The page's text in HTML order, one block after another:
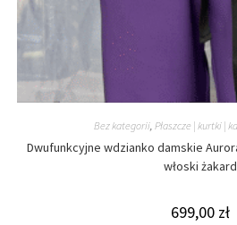
Bez kategorii, Płaszcze | kurtki |
Dwufunkcyjne wdzianko damskie
włoski żakard
699,00 zł